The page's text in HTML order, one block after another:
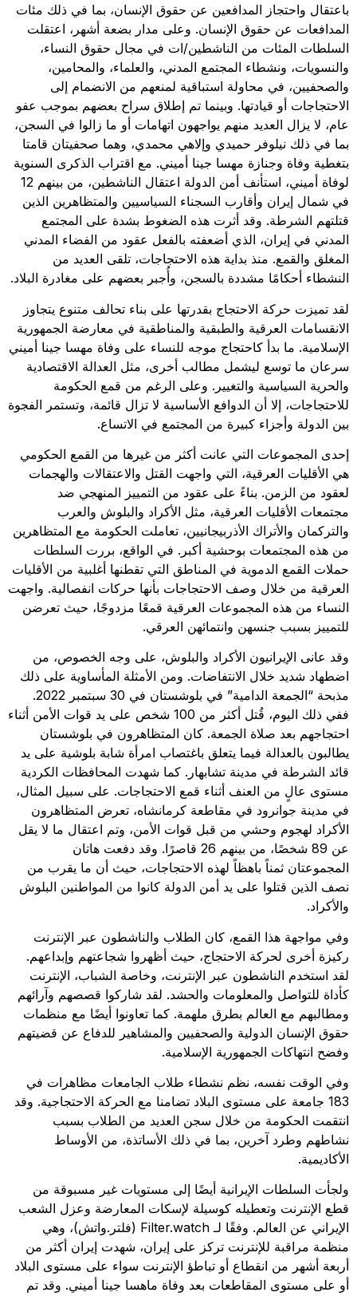
باعتقال واحتجاز المدافعين عن حقوق الإنسان، بما في ذلك مئات
المدافعات عن حقوق الإنسان. وعلى مدار بضعة أشهر، اعتقلت
السلطات المئات من الناشطين/ات في مجال حقوق النساء،
والنسويات، ونشطاء المجتمع المدني، والعلماء، والمحامين،
والصحفيين، في محاولة استباقية لمنعهم من الانضمام إلى
الاحتجاجات أو قيادتها. وبينما تم إطلاق سراح بعضهم بموجب عفو
عام، لا يزال العديد منهم يواجهون اتهامات أو ما زالوا في السجن،
بما في ذلك نيلوفر حميدي وإلاهي محمدي، وهما صحفيتان قامتا
بتغطية وفاة وجنازة مهسا جينا أميني. مع اقتراب الذكرى السنوية
لوفاة أميني، استأنف أمن الدولة اعتقال الناشطين، من بينهم 12
في شمال إيران وأقارب السجناء السياسيين والمتظاهرين الذين
قتلتهم الشرطة. وقد أثرت هذه الضغوط بشدة على المجتمع
المدني في إيران، الذي أضعفته بالفعل عقود من الفضاء المدني
المغلق والقمع. منذ بداية هذه الاحتجاجات، تلقى العديد من
النشطاء أحكامًا مشددة بالسجن، وأُجبر بعضهم على مغادرة البلاد.
لقد تميزت حركة الاحتجاج بقدرتها على بناء تحالف متنوع يتجاوز
الانقسامات العرقية والطبقية والمناطقية في معارضة الجمهورية
الإسلامية. ما بدأ كاحتجاج موجه للنساء على وفاة مهسا جينا أميني
سرعان ما توسع ليشمل مطالب أخرى، مثل العدالة الاقتصادية
والحرية السياسية والتغيير. وعلى الرغم من قمع الحكومة
للاحتجاجات، إلا أن الدوافع الأساسية لا تزال قائمة، وتستمر الفجوة
بين الدولة وأجزاء كبيرة من المجتمع في الاتساع.
إحدى المجموعات التي عانت أكثر من غيرها من القمع الحكومي
هي الأقليات العرقية، التي واجهت القتل والاعتقالات والهجمات
لعقود من الزمن. بناءً على عقود من التمييز المنهجي ضد
مجتمعات الأقليات العرقية، مثل الأكراد والبلوش والعرب
والتركمان والأتراك الأذربيجانيين، تعاملت الحكومة مع المتظاهرين
من هذه المجتمعات بوحشية أكبر. في الواقع، بررت السلطات
حملات القمع الدموية في المناطق التي تقطنها أغلبية من الأقليات
العرقية من خلال وصف الاحتجاجات بأنها حركات انفصالية. واجهت
النساء من هذه المجموعات العرقية قمعًا مزدوجًا، حيث تعرضن
للتمييز بسبب جنسهن وانتمائهن العرقي.
وقد عانى الإيرانيون الأكراد والبلوش، على وجه الخصوص، من
اضطهاد شديد خلال الانتفاضات. ومن الأمثلة المأساوية على ذلك
مذبحة “الجمعة الدامية” في بلوشستان في 30 سبتمبر 2022.
ففي ذلك اليوم، قُتل أكثر من 100 شخص على يد قوات الأمن أثناء
احتجاجهم بعد صلاة الجمعة. كان المتظاهرون في بلوشستان
يطالبون بالعدالة فيما يتعلق باغتصاب امرأة شابة بلوشية على يد
قائد الشرطة في مدينة تشابهار. كما شهدت المحافظات الكردية
مستوى عالٍ من العنف أثناء قمع الاحتجاجات. على سبيل المثال،
في مدينة جوانرود في مقاطعة كرمانشاه، تعرض المتظاهرون
الأكراد لهجوم وحشي من قبل قوات الأمن، وتم اعتقال ما لا يقل
عن 89 شخصًا، من بينهم 26 قاصرًا. وقد دفعت هاتان
المجموعتان ثمناً باهظاً لهذه الاحتجاجات، حيث أن ما يقرب من
نصف الذين قتلوا على يد أمن الدولة كانوا من المواطنين البلوش
والأكراد.
وفي مواجهة هذا القمع، كان الطلاب والناشطون عبر الإنترنت
ركيزة أخرى لحركة الاحتجاج، حيث أظهروا شجاعتهم وإبداعهم.
لقد استخدم الناشطون عبر الإنترنت، وخاصة الشباب، الإنترنت
كأداة للتواصل والمعلومات والحشد. لقد شاركوا قصصهم وآرائهم
ومطالبهم مع العالم بطرق ملهمة. كما تعاونوا أيضًا مع منظمات
حقوق الإنسان الدولية والصحفيين والمشاهير للدفاع عن قضيتهم
وفضح انتهاكات الجمهورية الإسلامية.
وفي الوقت نفسه، نظم نشطاء طلاب الجامعات مظاهرات في
183 جامعة على مستوى البلاد تضامنا مع الحركة الاحتجاجية. وقد
انتقمت الحكومة من خلال سجن العديد من الطلاب بسبب
نشاطهم وطرد آخرين، بما في ذلك الأساتذة، من الأوساط
الأكاديمية.
ولجأت السلطات الإيرانية أيضًا إلى مستويات غير مسبوقة من
قطع الإنترنت وتعطيله كوسيلة لإسكات المعارضة وعزل الشعب
الإيراني عن العالم. وفقًا لـ Filter.watch (فلتر.واتش)، وهي
منظمة مراقبة للإنترنت تركز على إيران، شهدت إيران أكثر من
أربعة أشهر من انقطاع أو تباطؤ الإنترنت سواء على مستوى البلاد
أو على مستوى المقاطعات بعد وفاة ماهسا جينا أميني. وقد تم